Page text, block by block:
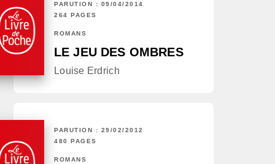
PARUTION : 09/04/2014
264 PAGES
ROMANS
LE JEU DES OMBRES
Louise Erdrich
PARUTION : 29/02/2012
480 PAGES
ROMANS